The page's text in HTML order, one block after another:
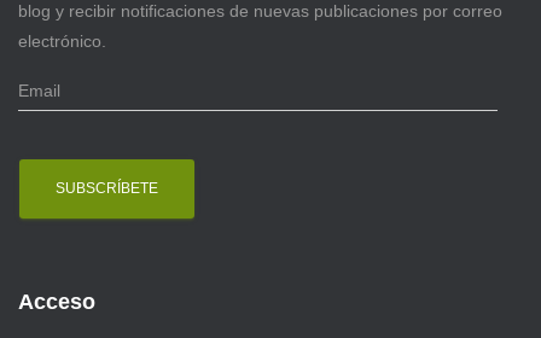
blog y recibir notificaciones de nuevas publicaciones por correo
electrónico.
E
m
Acceso